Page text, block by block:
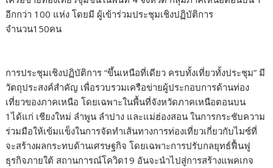
อีกกว่า 100 แห่ง โดยมี ผู้เข้าร่วมประชุมเชิงปฏิบัติการ
จำนวน150คน
การประชุมเชิงปฏิบัติการ “ขึ้นเหนือที่เดียว ครบทั้งเที่ยวทั้งประชุม” มี
วัตถุประสงค์สำคัญ เพื่อรวบรวมเครือข่ายผู้ประกอบการด้านท่อง
เที่ยวของภาคเหนือ โดยเฉพาะในพื้นที่จังหวัดภาคเหนือตอนบน
1ได้แก่ เชียงใหม่ ลำพูน ลำปาง และแม่ฮ่องสอน ในการกระชับความ
ร่วมมือให้เข้มแข็งในการจัดทำเส้นทางการท่องเที่ยวเกี่ยวกับไมซ์ที่
จะสร้างผลกระทบด้านเศรษฐกิจ โดยเฉพาะการปรับกลยุทธ์ฟื้นฟู
ธุรกิจภายใต้ สถานการณ์โควิด19 อันจะนำไปสู่การสร้างแพคเกจ